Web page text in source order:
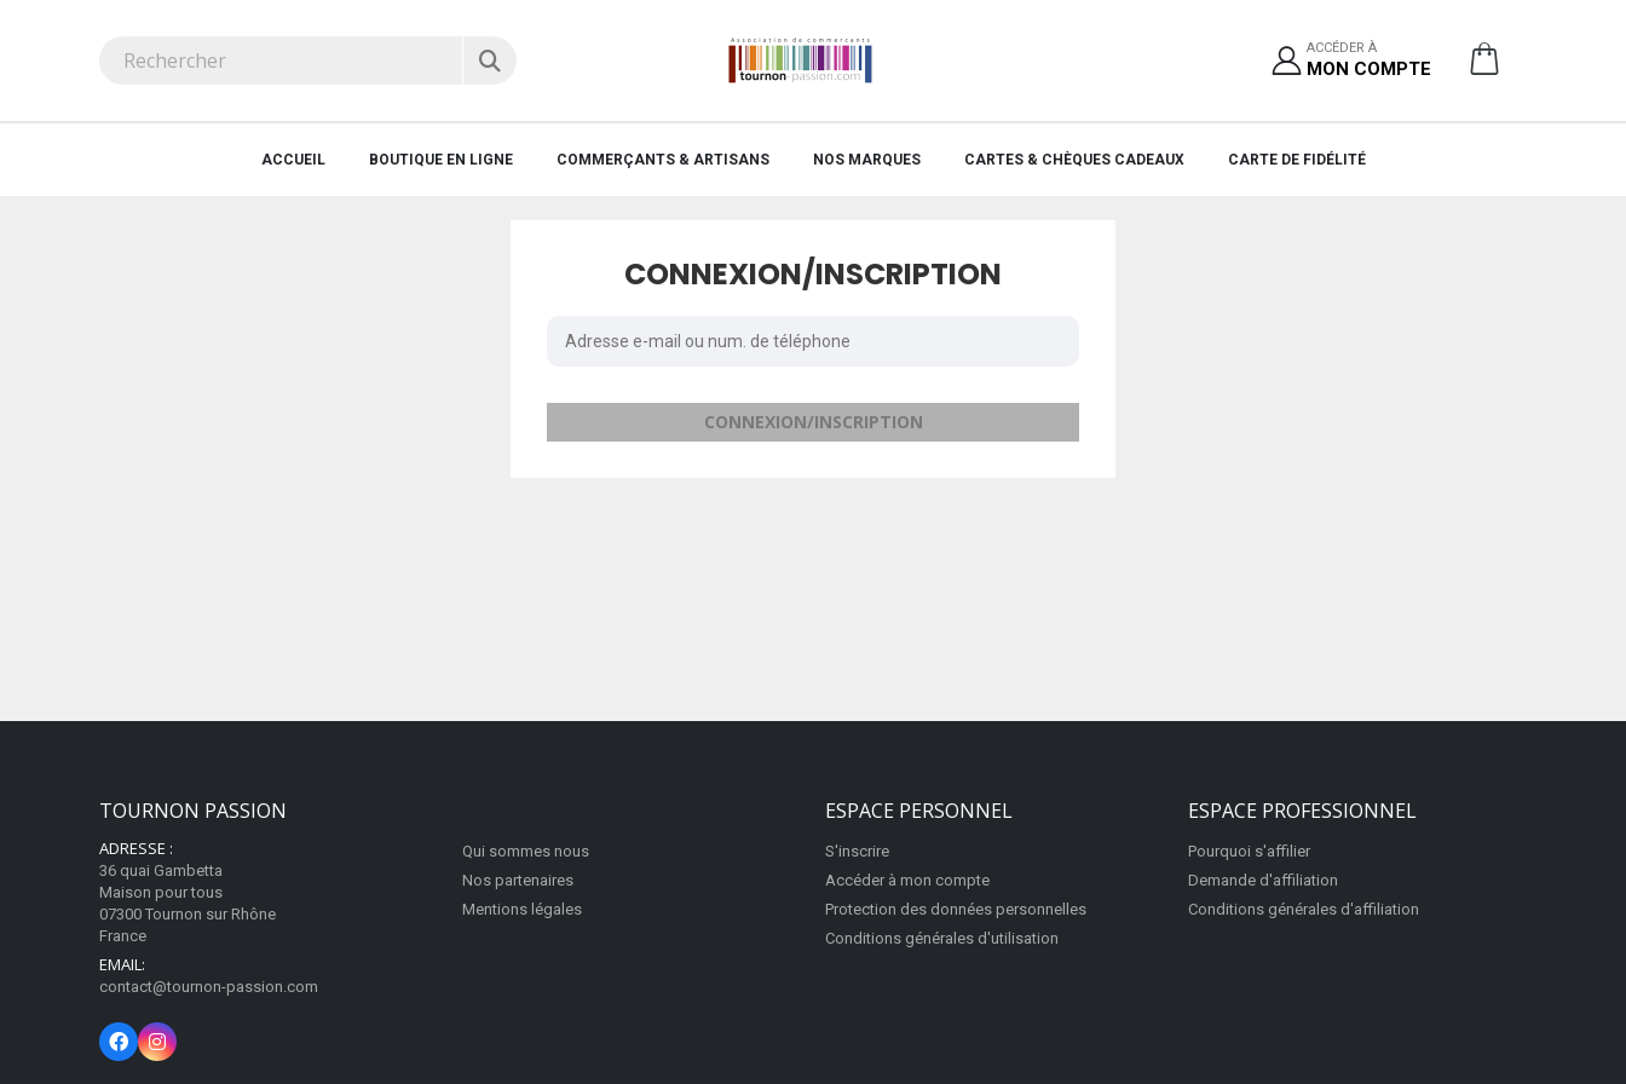
ACCÉDER À
MON COMPTE
ACCUEIL BOUTIQUE EN LIGNE COMMERÇANTS & ARTISANS NOS MARQUES CARTES & CHÈQUES CADEAUX CARTE DE FIDÉLITÉ
CONNEXION/INSCRIPTION
CONNEXION/INSCRIPTION
TOURNON PASSION
ADRESSE :
36 quai Gambetta
Maison pour tous
07300 Tournon sur Rhône
France
EMAIL:
contact@tournon-passion.com
Qui sommes nous
Nos partenaires
Mentions légales
ESPACE PERSONNEL
S'inscrire
Accéder à mon compte
Protection des données personnelles
Conditions générales d'utilisation
ESPACE PROFESSIONNEL
Pourquoi s'affilier
Demande d'affiliation
Conditions générales d'affiliation